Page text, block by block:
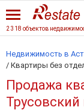
2 318 объектов
Недвижимость в
/ Квартиры без
Продажа
Трусовский